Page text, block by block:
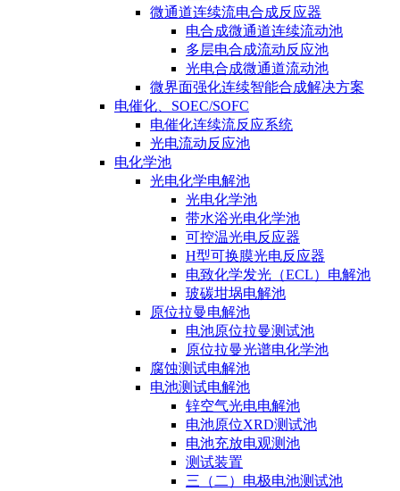
微通道连续流电合成反应器
电合成微通道连续流动池
多层电合成流动反应池
光电合成微通道流动池
微界面强化连续智能合成解决方案
电催化、SOEC/SOFC
电催化连续流反应系统
光电流动反应池
电化学池
光电化学电解池
光电化学池
带水浴光电化学池
可控温光电反应器
H型可换膜光电反应器
电致化学发光（ECL）电解池
玻碳坩埚电解池
原位拉曼电解池
电池原位拉曼测试池
原位拉曼光谱电化学池
腐蚀测试电解池
电池测试电解池
锌空气光电电解池
电池原位XRD测试池
电池充放电观测池
测试装置
三（二）电极电池测试池